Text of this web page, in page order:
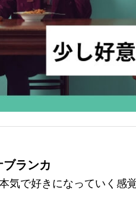
ランカ
気で好きになっていく感